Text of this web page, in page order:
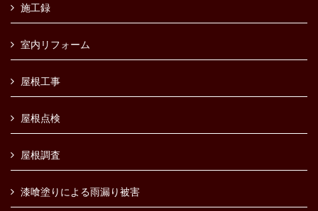
施工録
室内リフォーム
屋根工事
屋根点検
屋根調査
漆喰塗りによる雨漏り被害